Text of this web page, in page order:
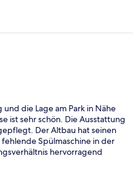
die Lage am Park in Nähe
ist sehr schön. Die Ausstattung
Der Altbau hat seinen
Spülmaschine in der
hervorragend